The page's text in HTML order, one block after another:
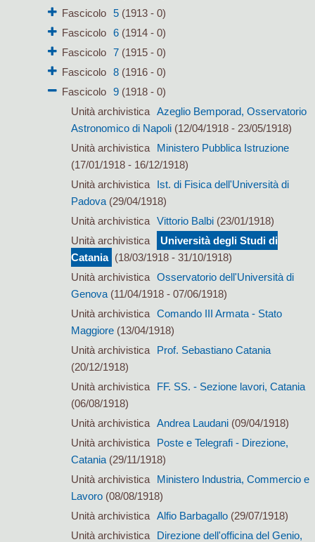
Fascicolo
5(1913 - 0)
Fascicolo
6(1914 - 0)
Fascicolo
7(1915 - 0)
Fascicolo
8(1916 - 0)
Fascicolo
9(1918 - 0)
Unità archivistica Azeglio Bemporad, Osservatorio
Astronomico di Napoli(12/04/1918 - 23/05/1918)
Unità archivistica
Ministero Pubblica Istruzione
(17/01/1918 - 16/12/1918)
Unità archivistica
Ist. di Fisica dell'Università di
Padova(29/04/1918)
Unità archivistica Vittorio Balbi(23/01/1918)
Unità archivistica
Università degli Studi di
Catania (18/03/1918 - 31/10/1918)
Unità archivistica Osservatorio dell'Università di
Genova(11/04/1918 - 07/06/1918)
Unità archivistica Comando III Armata - Stato
Maggiore(13/04/1918)
Unità archivistica
Prof. Sebastiano Catania
(20/12/1918)
Unità archivistica
FF. SS. - Sezione lavori, Catania
(06/08/1918)
Unità archivistica Andrea Laudani(09/04/1918)
Unità archivistica
Poste e Telegrafi - Direzione,
Catania(29/11/1918)
Unità archivistica
Ministero Industria, Commercio e
Lavoro(08/08/1918)
Unità archivistica Alfio Barbagallo(29/07/1918)
Unità archivistica
Direzione dell'officina del Genio,